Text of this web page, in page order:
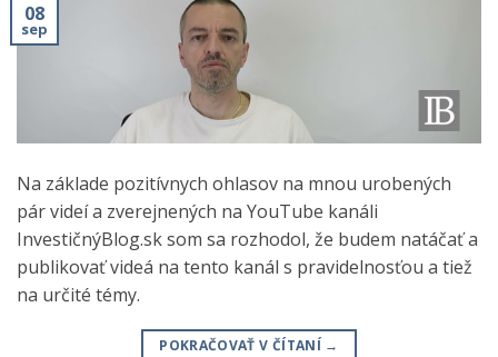
08
sep
Na základe pozitívnych ohlasov na mnou urobených
pár videí a zverejnených na YouTube kanáli
InvestičnýBlog.sk som sa rozhodol, že budem natáčať a
publikovať videá na tento kanál s pravidelnosťou a tiež
na určité témy.
POKRAČOVAŤ V ČÍTANÍ →